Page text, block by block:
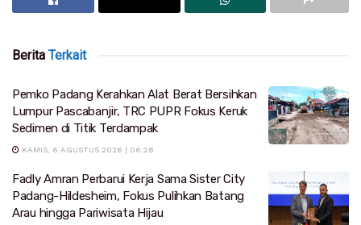
Berita Terkait
Pemko Padang Kerahkan Alat Berat Bersihkan
Lumpur Pascabanjir, TRC PUPR Fokus Keruk
Sedimen di Titik Terdampak
KAMIS, 6 AGUSTUS 2026 | 06:28
Fadly Amran Perbarui Kerja Sama Sister City
Padang-Hildesheim, Fokus Pulihkan Batang
Arau hingga Pariwisata Hijau